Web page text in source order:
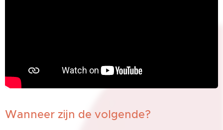
Wanneer zijn de volgende?